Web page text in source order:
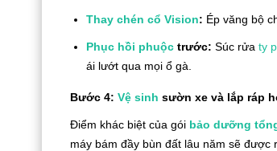
Thay chén cổ Vision: Ép văng bộ
Phục hồi phuộc trước: Súc rửa ty
ái lướt qua mọi ổ gà.
Bước 4: Vệ sinh sườn xe và lắp ráp
Điểm khác biệt của gói bảo dưỡng
máy bám đầy bùn đất lâu năm sẽ